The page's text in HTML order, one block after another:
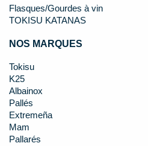
Flasques/Gourdes à vin
TOKISU KATANAS
NOS MARQUES
Tokisu
K25
Albainox
Pallés
Extremeña
Mam
Pallarés